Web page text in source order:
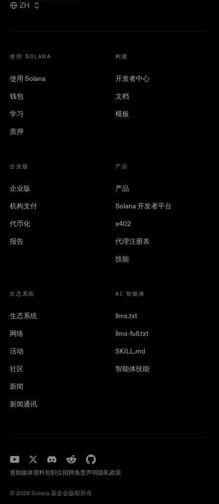
ZH
使用 SOLANA
使用 Solana
钱包
学习
质押
构建
开发者中心
文档
模板
企业版
企业版
机构支付
代币化
报告
产品
产品
Solana 开发者平台
x402
代理注册表
技能
生态系统
生态系统
网络
活动
社区
新闻
新闻通讯
AI 智能体
llms.txt
llms-full.txt
SKILL.md
智能体技能
资助媒体资料包职位招聘免责声明 隐私政策
©️ 2026 Solana 基金会版权所有